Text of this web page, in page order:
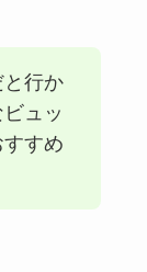
行か
ュッ
すめ